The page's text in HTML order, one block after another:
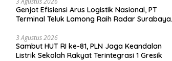
Genjot Efisiensi Arus Logistik Nasional, PT
Terminal Teluk Lamong Raih Radar Surabaya
3 Agustus 2026
Sambut HUT RI ke-81, PLN Jaga Keandalan
Listrik Sekolah Rakyat Terintegrasi 1 Gresik